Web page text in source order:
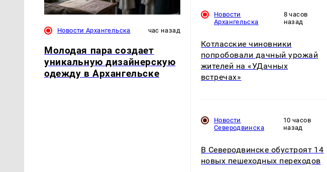
Новости Архангельска час назад
Молодая пара создает
уникальную дизайнерскую
одежду в Архангельске
Новости
Архангельска
8 часов
назад
Котласские чиновники
попробовали дачный урожай
жителей на «УДачных
встречах»
Новости
Северодвинска
10 часов
назад
В Северодвинске обустроят 14
новых пешеходных переходов